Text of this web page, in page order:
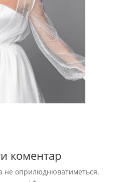
коментар
не оприлюднюватиметься.